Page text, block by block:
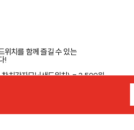
위치를 함께 즐길 수 있는
!
치감자모닝샌드위치) = 3,500원